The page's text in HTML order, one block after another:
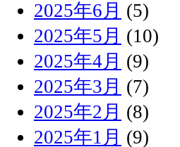
2025年6月 (5)
2025年5月 (10)
2025年4月 (9)
2025年3月 (7)
2025年2月 (8)
2025年1月 (9)